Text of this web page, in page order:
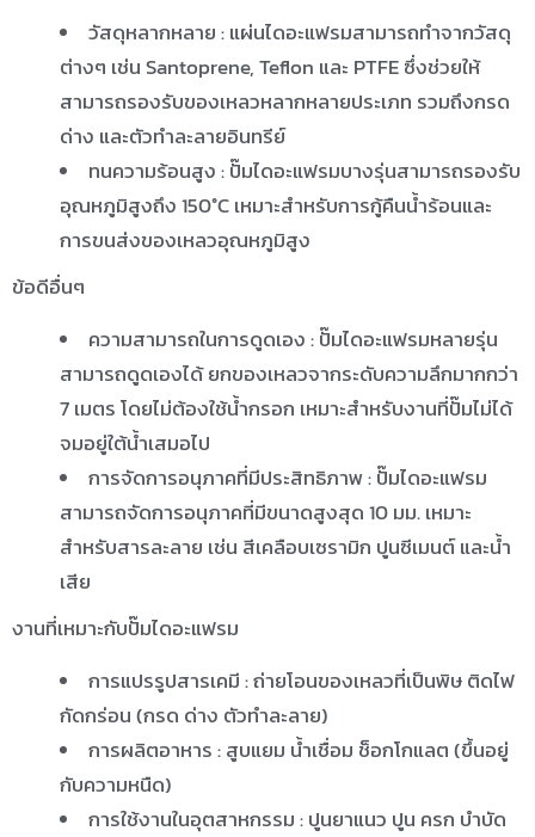
วัสดุหลากหลาย : แผ่นไดอะแฟรมสามารถทำจากวัสดุ
ต่างๆ เช่น Santoprene, Teflon และ PTFE ซึ่งช่วยให้
สามารถรองรับของเหลวหลากหลายประเภท รวมถึงกรด
ด่าง และตัวทำละลายอินทรีย์
ทนความร้อนสูง : ปั๊มไดอะแฟรมบางรุ่นสามารถรองรับ
อุณหภูมิสูงถึง 150°C เหมาะสำหรับการกู้คืนน้ำร้อนและ
การขนส่งของเหลวอุณหภูมิสูง
ข้อดีอื่นๆ
ความสามารถในการดูดเอง : ปั๊มไดอะแฟรมหลายรุ่น
สามารถดูดเองได้ ยกของเหลวจากระดับความลึกมากกว่า
7 เมตร โดยไม่ต้องใช้น้ำกรอก เหมาะสำหรับงานที่ปั๊มไม่ได้
จมอยู่ใต้น้ำเสมอไป
การจัดการอนุภาคที่มีประสิทธิภาพ : ปั๊มไดอะแฟรม
สามารถจัดการอนุภาคที่มีขนาดสูงสุด 10 มม. เหมาะ
สำหรับสารละลาย เช่น สีเคลือบเซรามิก ปูนซีเมนต์ และน้ำ
เสีย
งานที่เหมาะกับปั๊มไดอะแฟรม
การแปรรูปสารเคมี : ถ่ายโอนของเหลวที่เป็นพิษ ติดไฟ
กัดกร่อน (กรด ด่าง ตัวทำละลาย)
การผลิตอาหาร : สูบแยม น้ำเชื่อม ช็อกโกแลต (ขึ้นอยู่
กับความหนืด)
การใช้งานในอุตสาหกรรม : ปูนยาแนว ปูน ครก บำบัด